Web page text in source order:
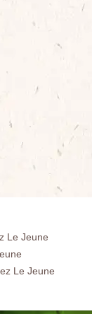
Le Jeune
Le Jeune